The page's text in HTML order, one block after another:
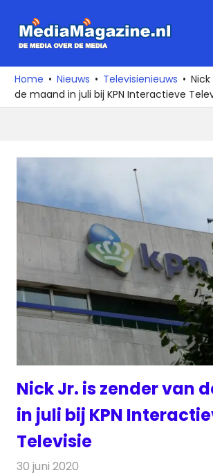
naar
media
over
de
Home Nieuws Televisienieuws
de maand in juli bij KPN Interactieve
Nick Jr. is zender van
in juli bij KPN
Televisie
30 juni 2020